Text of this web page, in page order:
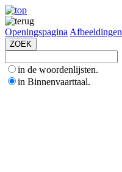
Openingspagina Afbeeldingen
in de woordenlijsten.
in Binnenvaarttaal.